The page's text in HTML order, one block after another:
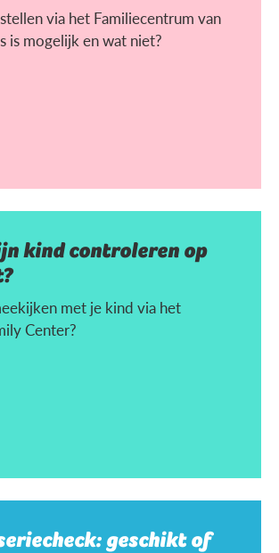
via het Familiecentrum van
is mogelijk en wat niet?
kind controleren op
met je kind via het
Center?
geschikt of